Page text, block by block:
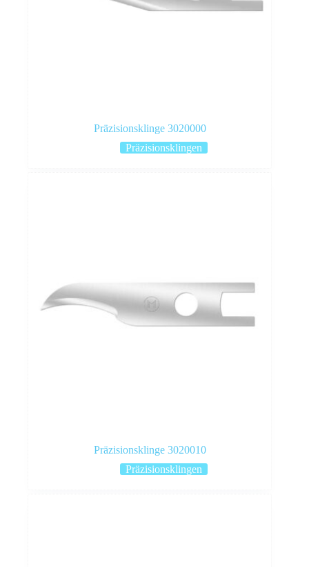
Präzisionsklinge 3020000
Präzisionsklingen
Präzisionsklinge 3020010
Präzisionsklingen